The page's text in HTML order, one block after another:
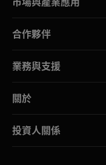
合作夥伴
業務與支援
關於
投資人關係